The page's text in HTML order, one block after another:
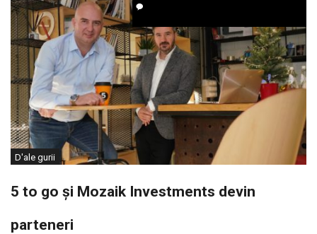
D'ale gurii
5 to go și Mozaik Investments devin
parteneri